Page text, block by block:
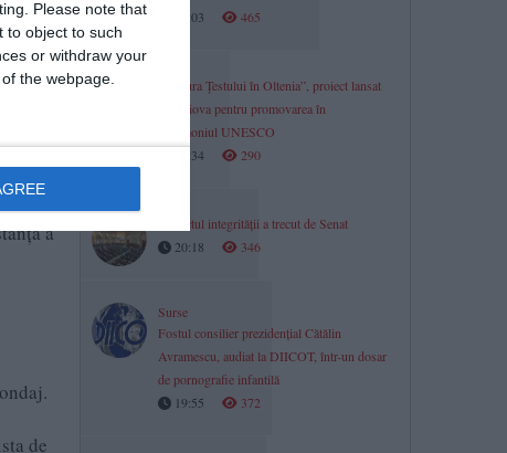
Please note that
to object to such
or withdraw your
the webpage.
a
de
21:03
465
„Cultura Țestului în Oltenia”, proiect lansat
la Craiova pentru promovarea în
patrimoniul UNESCO
20:34
290
Proiectul integrității a trecut de Senat
20:18
346
Surse
Fostul consilier prezidențial Cătălin
Avramescu, audiat la DIICOT, într-un dosar
de pornografie infantilă
19:55
372